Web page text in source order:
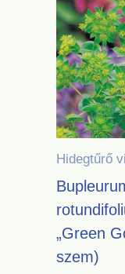
Hidegtűrő
„Green
szem)